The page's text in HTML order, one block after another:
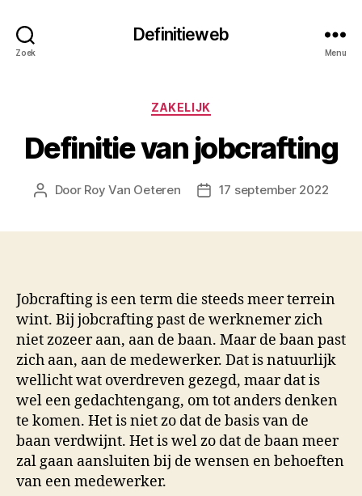
Zoek
Definitieweb
Menu
Categorieën
ZAKELIJK
Definitie van jobcrafting
Berichtauteur
Door Roy Van Oeteren Berichtdatum
17 september 2022
Jobcrafting is een term die steeds meer terrein
wint. Bij jobcrafting past de werknemer zich
niet zozeer aan, aan de baan. Maar de baan past
zich aan, aan de medewerker. Dat is natuurlijk
wellicht wat overdreven gezegd, maar dat is
wel een gedachtengang, om tot anders denken
te komen. Het is niet zo dat de basis van de
baan verdwijnt. Het is wel zo dat de baan meer
zal gaan aansluiten bij de wensen en behoeften
van een medewerker.